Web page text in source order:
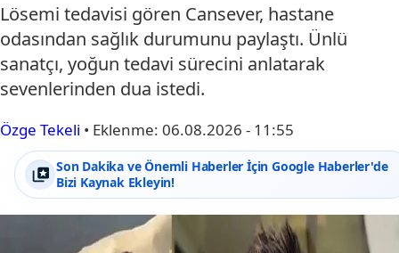
Lösemi tedavisi gören Cansever, hastane
odasından sağlık durumunu paylaştı. Ünlü
sanatçı, yoğun tedavi sürecini anlatarak
sevenlerinden dua istedi.
Özge Tekeli • Eklenme: 06.08.2026 - 11:55
Son Dakika ve Önemli Haberler İçin Google Haberler'de
Bizi Kaynak Ekleyin!